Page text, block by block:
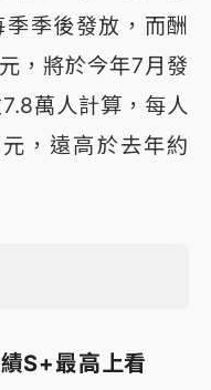
季後發放，而酬
，將於今年7月發
萬人計算，每人
，遠高於去年約
S+最高上看